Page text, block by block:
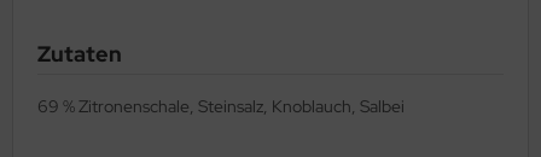
Zutaten
69 % Zitronenschale, Steinsalz, Knoblauch, Salbei